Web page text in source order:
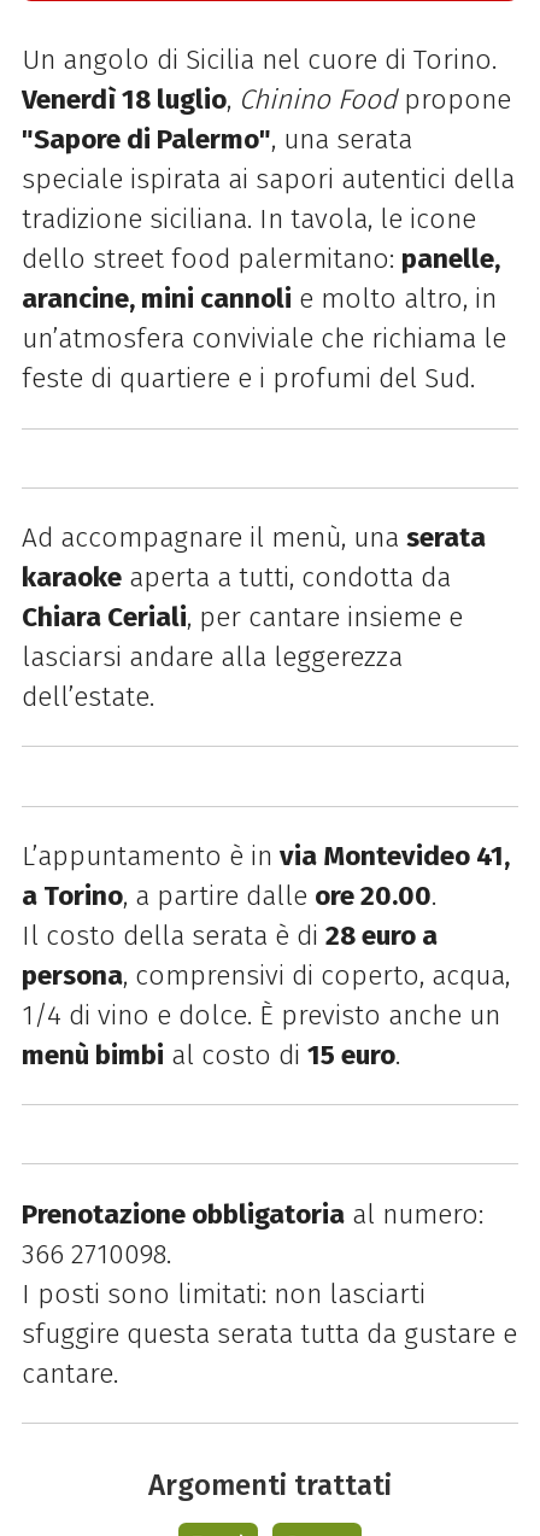
Un angolo di Sicilia nel cuore di Torino.
Venerdì 18 luglio, Chinino Foodpropone
"Sapore di Palermo", una serata
speciale ispirata ai sapori autentici della
tradizione siciliana. In tavola, le icone
dello street food palermitano: panelle,
arancine, mini cannoli e molto altro, in
un’atmosfera conviviale che richiama le
feste di quartiere e i profumi del Sud.
Ad accompagnare il menù, una serata
karaokeaperta a tutti, condotta da
Chiara Ceriali, per cantare insieme e
lasciarsi andare alla leggerezza
dell’estate.
L’appuntamento è in via Montevideo 41,
a Torino, a partire dalle ore 20.00.
Il costo della serata è di 28 euro a
persona, comprensivi di coperto, acqua,
1/4 di vino e dolce. È previsto anche un
menù bimbi al costo di 15 euro.
Prenotazione obbligatoriaal numero:
366 2710098.
I posti sono limitati: non lasciarti
sfuggire questa serata tutta da gustare e
cantare.
Argomenti trattati